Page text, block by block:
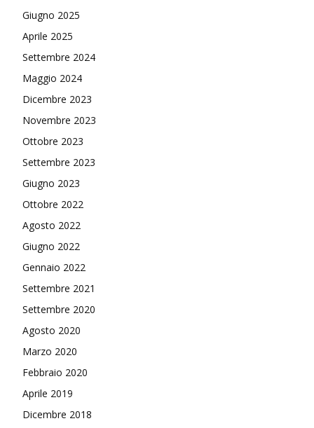
Giugno 2025
Aprile 2025
Settembre 2024
Maggio 2024
Dicembre 2023
Novembre 2023
Ottobre 2023
Settembre 2023
Giugno 2023
Ottobre 2022
Agosto 2022
Giugno 2022
Gennaio 2022
Settembre 2021
Settembre 2020
Agosto 2020
Marzo 2020
Febbraio 2020
Aprile 2019
Dicembre 2018